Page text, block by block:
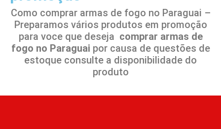
Como comprar armas de fogo no Paraguai –
Preparamos vários produtos em promoção
para voce que deseja comprar armas de
fogo no Paraguai por causa de questões de
estoque consulte a disponibilidade do
produto